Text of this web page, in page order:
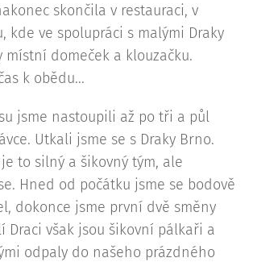
skončila v restauraci, v
kde ve spolupráci s malými Draky
místní domeček a klouzačku.
k obědu...
jsme nastoupili až po tři a půl
Utkali jsme se s Draky Brno.
to silný a šikovný tým, ale
Hned od počátku jsme se bodově
dokonce jsme první dvě směny
Draci však jsou šikovní pálkaři a
odpaly do našeho prázdného